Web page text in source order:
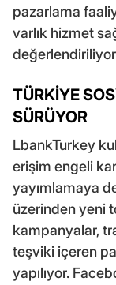
pazarlama
varlık hizmet
TÜRKİYE
SÜRÜYOR
LbankTurkey
erişim engeli
yayımlamaya
üzerinden yeni
kampanyalar,
teşviki içeren
yapılıyor.